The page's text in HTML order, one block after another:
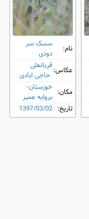
نام:
سسک سر
دودی
عکاس:قربانعلی
حاجی ابادی
مکان: خوزستان-
بروایه عمیر
تاریخ: 1397/03/02